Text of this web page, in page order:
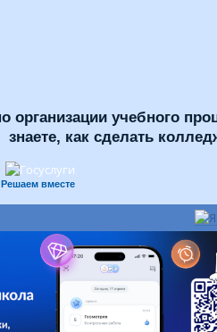
организации учебного
знаете, как сделать
Решаем вместе